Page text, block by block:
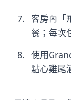
客房內「
餐；每次
使用
點心雞尾